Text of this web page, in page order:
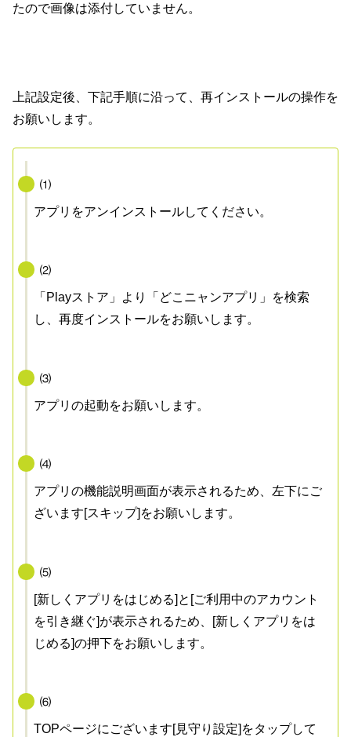
たので画像は添付していません。
上記設定後、下記手順に沿って、再インストールの操作を
お願いし ます。
⑴
アプリをアンインストールしてください。
⑵
「Playストア」より「どこニャンアプリ」を検索
し、再度インストールをお願いします。
⑶
アプリの起動をお願いします。
⑷
アプリの機能説明画面が表示されるため、左下にご
ざいます[スキップ]をお願いします。
⑸
[新しくアプリをはじめる]と[ご利用中のアカウント
を引き継ぐ]が表示されるため、[新しくアプリをは
じめる]の押下をお願いします。
⑹
TOPページにございます[見守り設定]をタップして